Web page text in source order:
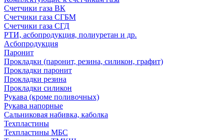
Счетчики газа ВК
Счетчики газа СГБМ
Счетчики газа СГД
РТИ, асбопродукция, полиуретан и др.
Асбопродукция
Паронит
Прокладки (паронит, резина, силикон, графит)
Прокладки паронит
Прокладки резина
Прокладки силикон
Рукава (кроме поливочных)
Рукава напорные
Сальниковая набивка, каболка
Техпластины
Техпластины МБС